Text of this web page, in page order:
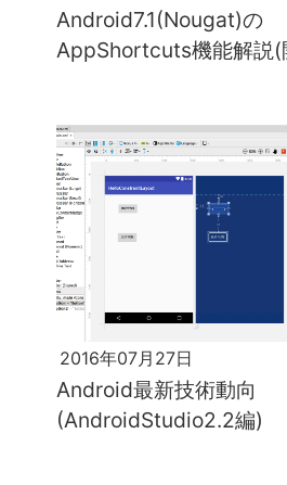
Android7.1(Nougat)の
AppShortcuts機能解説(
2016年07月27日
Android最新技術動向
(AndroidStudio2.2編)